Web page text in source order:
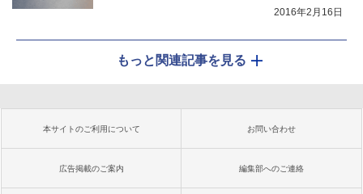
2016年2月16日
もっと関連記事を見る
本サイトのご利用について お問い合わせ
広告掲載のご案内 編集部へのご連絡